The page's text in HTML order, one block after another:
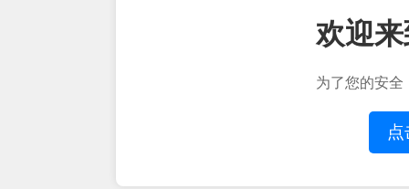
欢迎
为了您的安全